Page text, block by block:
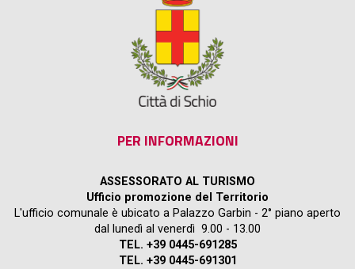
PER INFORMAZIONI
ASSESSORATO AL TURISMO
Ufficio promozione del Territorio
L'ufficio comunale è ubicato a Palazzo Garbin - 2° piano aperto
dal lunedì al venerdì 9.00 - 13.00
TEL. +39 0445-691285
TEL. +39 0445-691301